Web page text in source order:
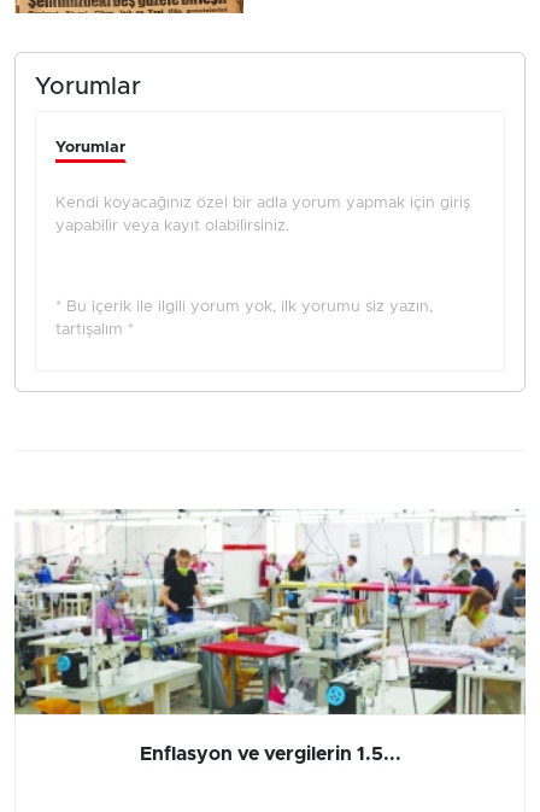
Yorumlar
Yorumlar
Kendi koyacağınız özel bir adla yorum yapmak için giriş
yapabilir veya kayıt olabilirsiniz.
* Bu içerik ile ilgili yorum yok, ilk yorumu siz yazın,
tartışalım *
Enflasyon ve vergilerin 1.5...